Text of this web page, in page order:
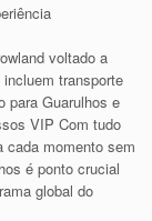
voltado a
transporte
para Guarulhos e
VIP Com tudo
cada momento sem
é ponto crucial
global do